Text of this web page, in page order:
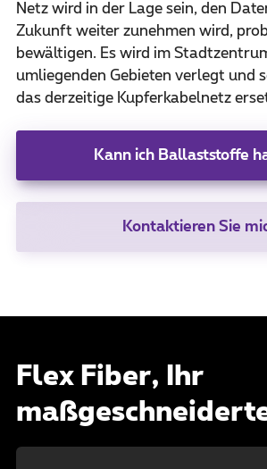
Netz wird in der Lage sein, den
Zukunft weiter zunehmen wird,
bewältigen. Es wird im
umliegenden Gebieten verlegt und
das derzeitige Kupferkabelnetz
Kann ich Ballaststoffe
Kontaktieren Sie
Flex Fiber, Ihr